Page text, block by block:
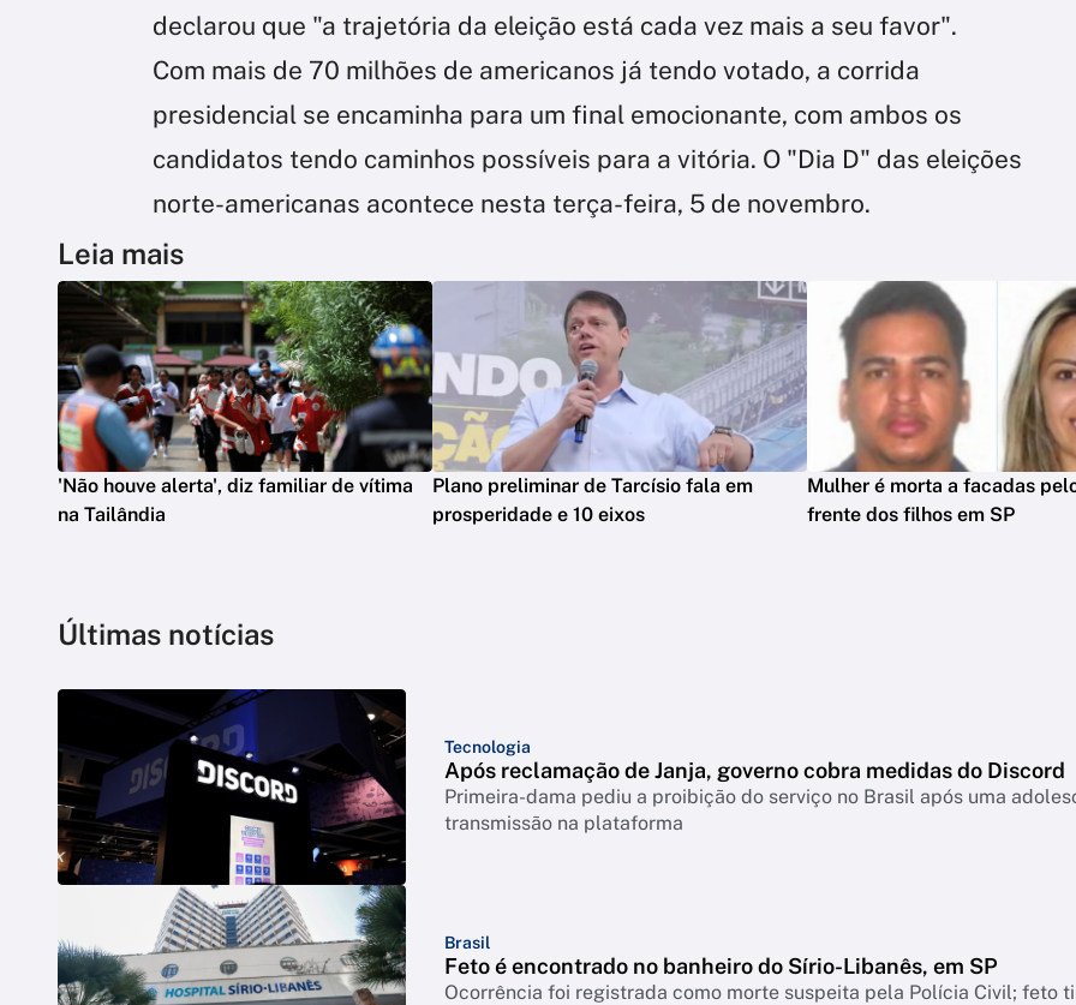
declarou que "a trajetória da eleição está cada vez mais a seu favor".
Com mais de 70 milhões de americanos já tendo votado, a corrida
presidencial se encaminha para um final emocionante, com ambos os
candidatos tendo caminhos possíveis para a vitória. O "Dia D" das eleições
norte-americanas acontece nesta terça-feira, 5 de novembro.
Leia mais
'Não houve alerta', diz familiar de vítima
na Tailândia
Plano preliminar de Tarcísio fala em
prosperidade e 10 eixos
Mulher é morta a facadas
frente dos filhos em SP
Últimas notícias
Tecnologia
Após reclamação de Janja, governo cobra medidas do Discord
Primeira-dama pediu a proibição do serviço no Brasil após uma
transmissão na plataforma
Brasil
Feto é encontrado no banheiro do Sírio-Libanês, em SP
Ocorrência foi registrada como morte suspeita pela Polícia Civil; feto